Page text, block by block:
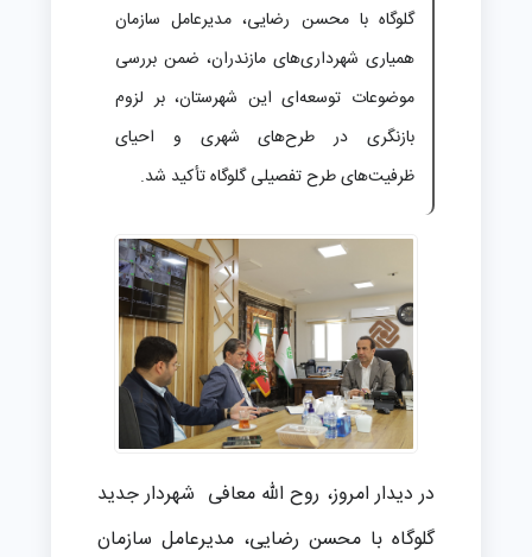
گلوگاه با محسن رضایی، مدیرعامل سازمان
همیاری شهرداری‌های مازندران، ضمن بررسی
موضوعات توسعه‌ای این شهرستان، بر لزوم
بازنگری در طرح‌های شهری و احیای
ظرفیت‌های طرح تفصیلی گلوگاه تأکید شد.
در دیدار امروز، روح الله معافی شهردار جدید
گلوگاه با محسن رضایی، مدیرعامل سازمان